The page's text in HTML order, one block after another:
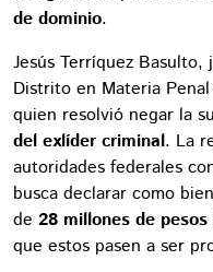
de dominio.
Jesús Terríquez
Distrito en Materia
quien resolvió negar la
del exlíder criminal. La
autoridades federales
busca declarar como
de 28 millones de pesos
que estos pasen a ser